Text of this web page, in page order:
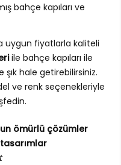
bahçe kapıları ve
uygun fiyatlarla kaliteli
ile bahçe kapıları ile
şık hale getirebilirsiniz.
ve renk seçenekleriyle
ömürlü çözümler